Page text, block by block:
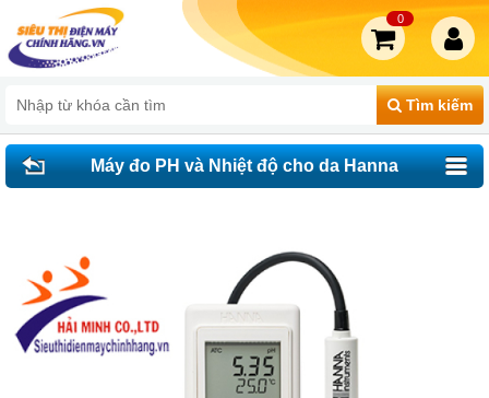
Tìm kiếm
0
Máy đo PH và Nhiệt độ cho da Hanna